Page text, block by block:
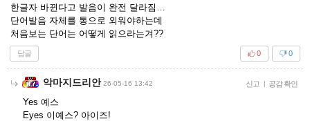
한글자 바뀐다고 발음이 완전 달라짐…
단어발음 자체를 통으로 외워야하는데
처음보는 단어는 어떻게 읽으라는겨??
답글 0
0
악마지드리안 26-05-16 13:42 신고 | 공감 확인
Yes 예스
Eyes 이예스? 아이즈!